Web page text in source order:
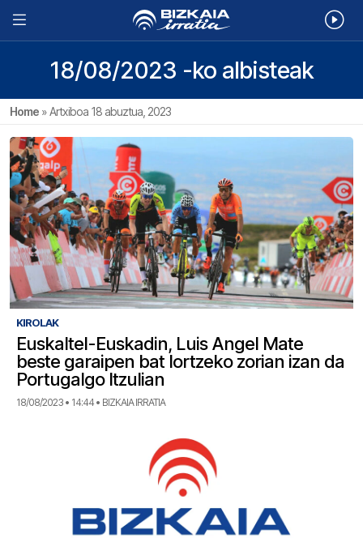
18/08/2023 -ko albisteak
Home »Artxiboa 18 abuztua, 2023
KIROLAK
Euskaltel-Euskadin, Luis Angel Mate
beste garaipen bat lortzeko zorian izan da
Portugalgo Itzulian
18/08/2023 • 14:44 • BIZKAIA IRRATIA